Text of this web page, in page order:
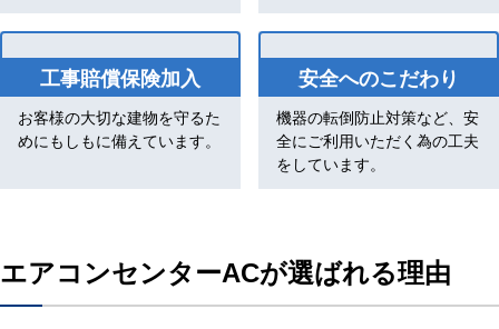
工事賠償保険加入
お客様の大切な建物を守るた
めにもしもに備えています。
安全へのこだわり
機器の転倒防止対策など、安
全にご利用いただく為の工夫
をしています。
エアコンセンターACが選ばれる理由